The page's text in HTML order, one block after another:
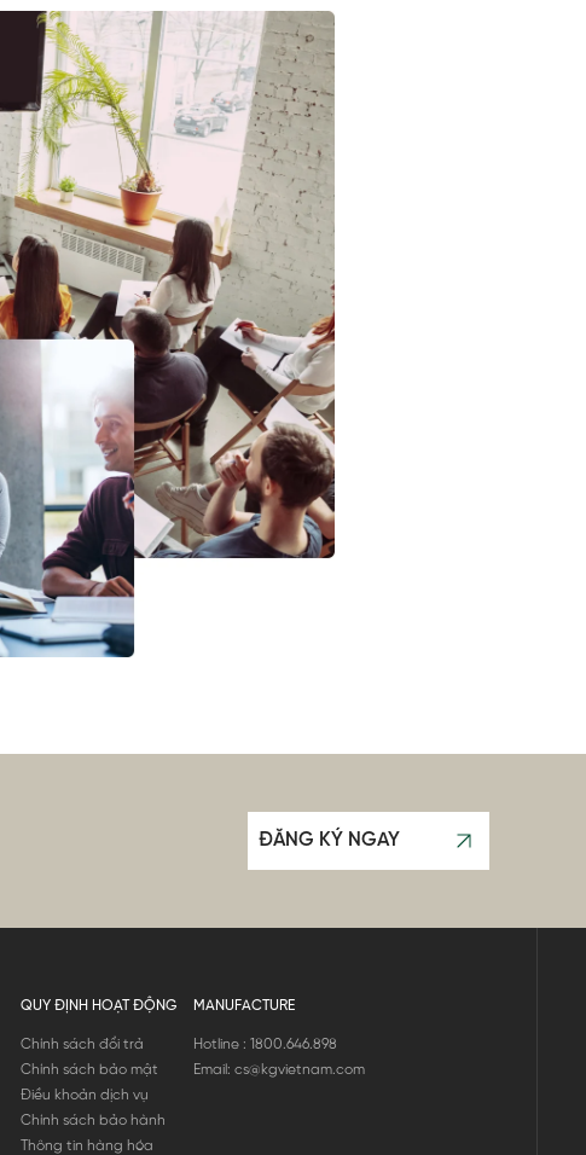
ĐĂNG KÝ NGAY
QUY ĐỊNH HOẠT ĐỘNG
Chính sách đổi trả
Chính sách bảo mật
Điều khoản dịch vụ
Chính sách bảo hành
Thông tin hàng hóa
MANUFACTURE
Hotline : 1800.646.898
Email: cs@kgvietnam.com